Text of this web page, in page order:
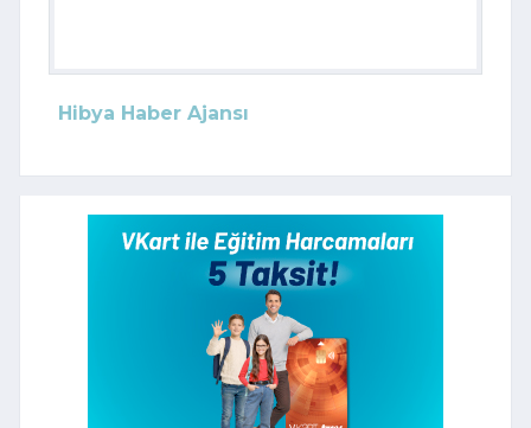
Hibya Haber Ajansı